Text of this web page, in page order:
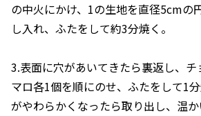
の中火にかけ、1の生地を直径5cmの
し入れ、ふたをして約3分焼く。
3.表面に穴があいてきたら裏返し、
マロ各1個を順にのせ、ふたをして1
がやわらかくなったら取り出し、温